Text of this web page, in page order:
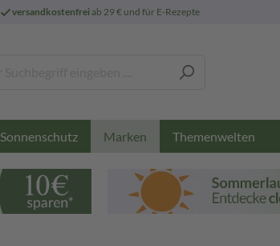
versandkostenfreiab 29 € und für E-Rezepte
Sonnenschutz Marken Themenwelten